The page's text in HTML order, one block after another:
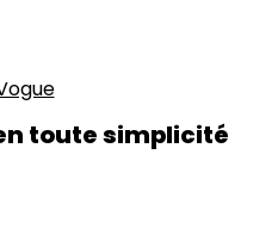
toute simplicité